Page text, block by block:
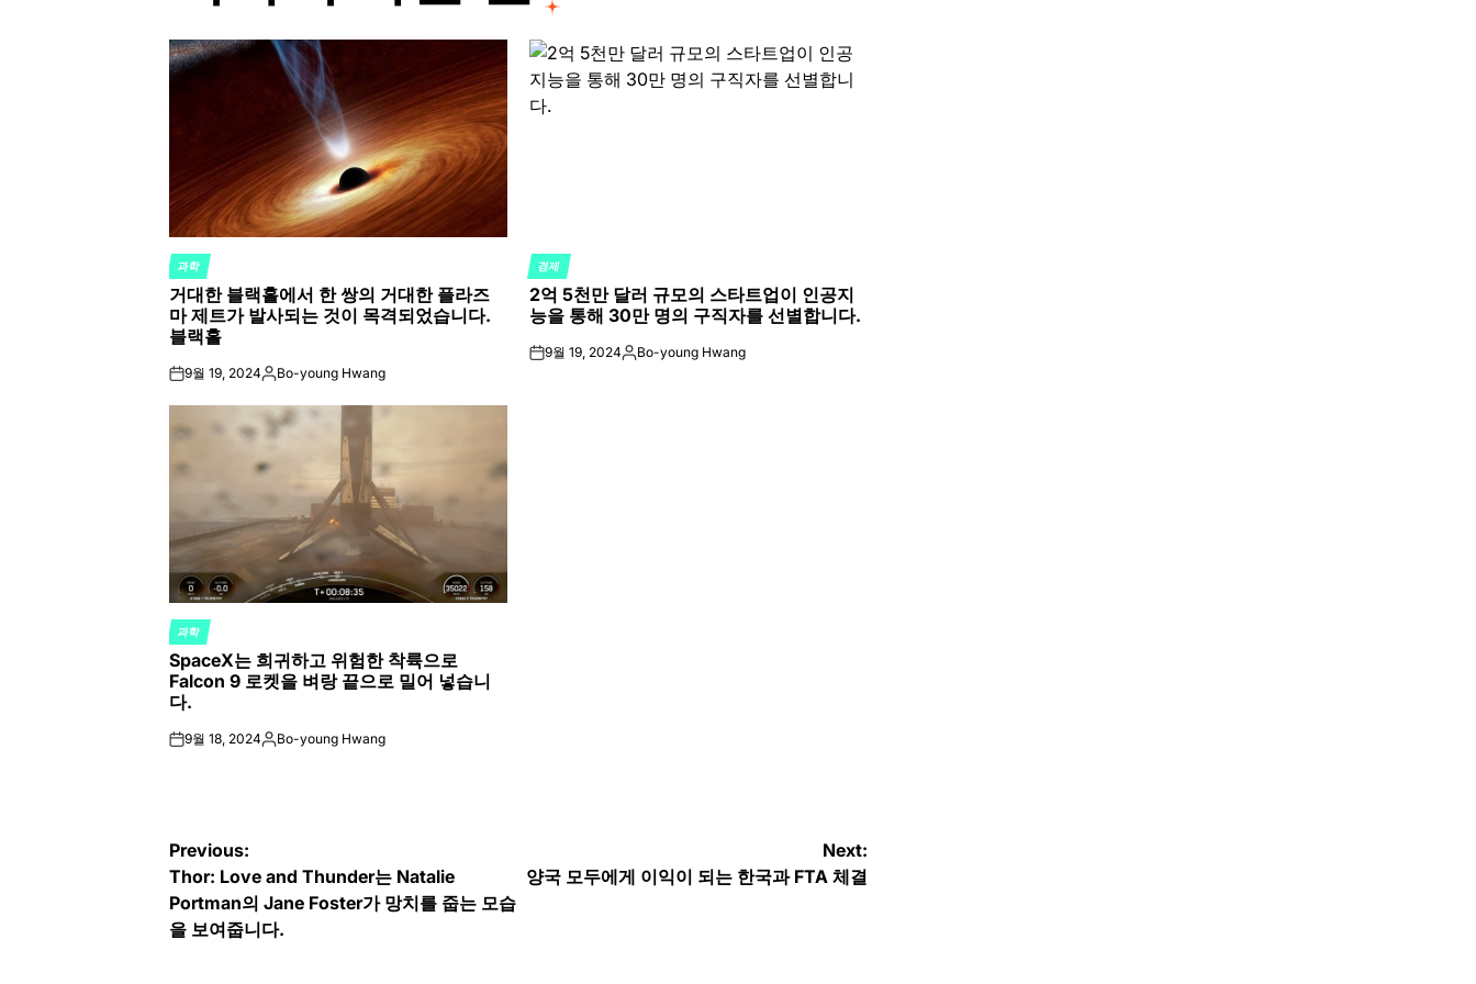
POSTED
IN
과학
거대한 블랙홀에서 한 쌍의 거대한 플라즈
마 제트가 발사되는 것이 목격되었습니다.
블랙홀
on9월 19, 2024Posted
Bo-young Hwang
POSTED
IN
경제
2억 5천만 달러 규모의 스타트업이 인공지
능을 통해 30만 명의 구직자를 선별합니다.
on9월 19, 2024Posted
Bo-young Hwang
POSTED
IN
과학
SpaceX는 희귀하고 위험한 착륙으로
Falcon 9 로켓을 벼랑 끝으로 밀어 넣습니
다.
on9월 18, 2024Posted
Bo-young Hwang
글
탐
색
Previous:
Thor: Love and Thunder는 Natalie
Portman의 Jane Foster가 망치를 줍는 모습
을 보여줍니다.
Next:
양국 모두에게 이익이 되는 한국과 FTA 체결